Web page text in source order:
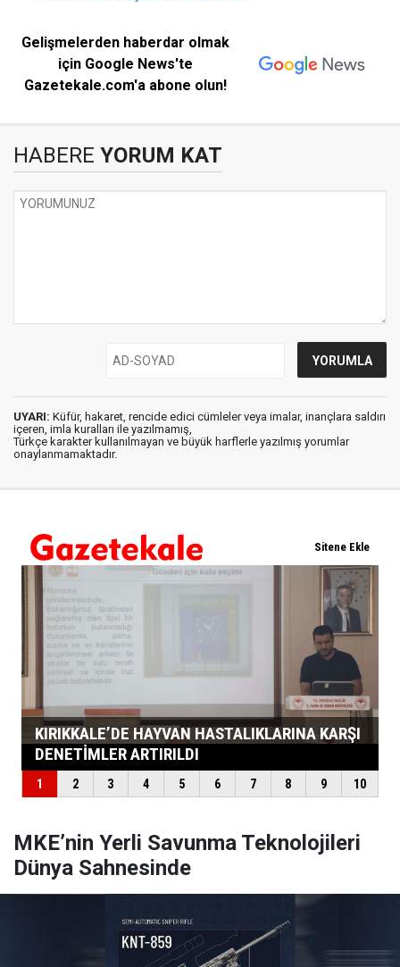
Gelişmelerden haberdar olmak
için Google News'te
Gazetekale.com'a abone olun!
HABERE YORUM KAT
UYARI: Küfür, hakaret, rencide edici cümleler veya imalar, inançlara saldırı
içeren, imla kuralları ile yazılmamış,
Türkçe karakter kullanılmayan ve büyük harflerle yazılmış yorumlar
onaylanmamaktadır.
MKE’nin Yerli Savunma Teknolojileri
Dünya Sahnesinde